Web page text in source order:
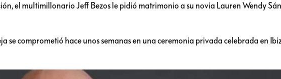
el multimillonario Jeff Bezos le pidió matrimonio a su novia Lauren Wendy
se comprometió hace unos semanas en una ceremonia privada celebrada en